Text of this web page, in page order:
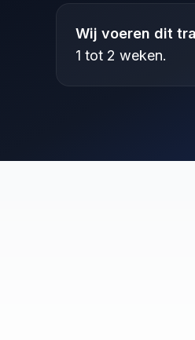
Wij voeren dit
1 tot 2 weken.